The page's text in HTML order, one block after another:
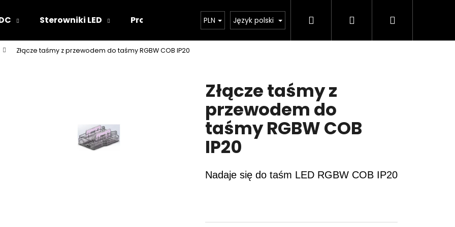
Sterowniki LED Projekty oświetlenia Kalkulator oświetlenia
PLN Język polski Szukaj Zaloguj Koszyk
Złącze taśmy z przewodem do taśmy RGBW COB IP20
Złącze taśmy z
przewodem do
taśmy RGBW COB
IP20
Nadaje się do taśm LED RGBW COB IP20
Czego szukasz?
Polecamy